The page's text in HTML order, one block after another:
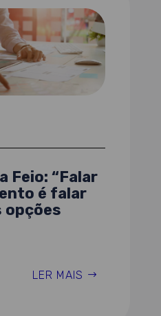
Feio: “Falar
é falar
opções
LER MAIS